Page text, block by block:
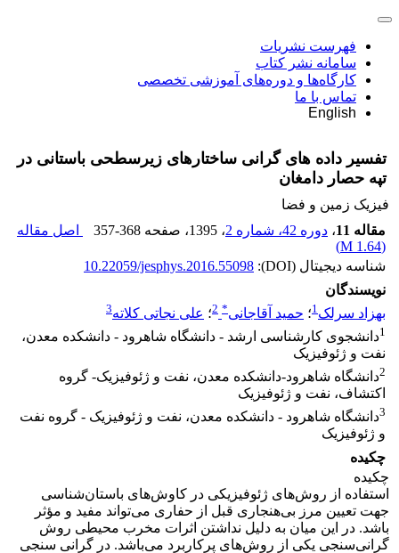
فهرست نشریات
سامانه نشر کتاب
کارگاه‌ها و دوره‌های آموزشی تخصصی
تماس با ما
English
تفسیر داده های گرانی ساختارهای زیرسطحی باستانی در
تپه حصار دامغان
فیزیک زمین و فضا
مقاله 11
، دوره 42، شماره 2 ، 1395 ، صفحه 357-368
اصل مقاله
(
1.64 M
)
شناسه دیجیتال (DOI):
10.22059/jesphys.2016.55098
نویسندگان
بهزاد سرلک1؛ حمید آقاجانی*
2؛ علی نجاتی کلاته3
1دانشجوی کارشناسی ارشد - دانشگاه شاهرود - دانشکده معدن،
نفت و ژئوفیزیک
2دانشگاه شاهرود-دانشکده معدن، نفت و ژئوفیزیک- گروه
اکتشاف، نفت و ژئوفیزیک
3دانشگاه شاهرود - دانشکده معدن، نفت و ژئوفیزیک - گروه نفت
و ژئوفیزیک
چکیده
چکیده
استفاده از روش‌های ژئوفیزیکی در کاوش‌های باستان‌شناسی
جهت تعیین مرز بی‌هنجاری قبل از حفاری می‌تواند مفید و مؤثر
باشد. در این میان به دلیل نداشتن اثرات مخرب محیطی روش
گرانی‌سنجی یکی از روش‌های پرکاربرد می‌باشد. در گرانی سنجی